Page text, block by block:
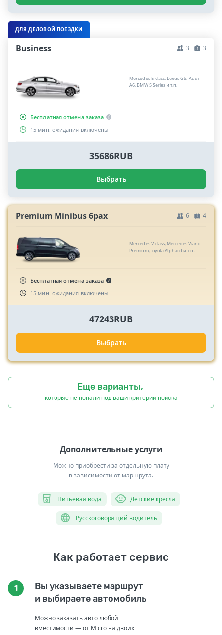
ДЛЯ ДЕЛОВОЙ ПОЕЗДКИ
Business 3 3
Mercedes E-class, Lexus GS, Audi
A6, BMW 5 Series и т.п.
Бесплатная отмена заказа
15 мин. ожидания включены
35686RUB
Выбрать
Premium Minibus 6pax 6 4
Mercedes V-class, Mercedes Viano
Premium,Toyota Alphard и т.п.
Бесплатная отмена заказа
15 мин. ожидания включены
47243RUB
Выбрать
Еще варианты,
которые не попали под ваши критерии поиска
Дополнительные услуги
Можно приобрести за отдельную плату
в зависимости от маршрута.
Питьевая вода Детские кресла
Русскоговорящий водитель
Как работает сервис
1
Вы указываете маршрут
и выбираете автомобиль
Можно заказать авто любой
вместимости — от Micro на двоих